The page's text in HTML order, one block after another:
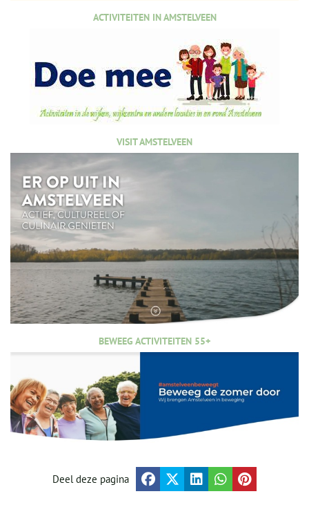
ACTIVITEITEN IN AMSTELVEEN
VISIT AMSTELVEEN
BEWEEG ACTIVITEITEN 55+
Deel deze pagina